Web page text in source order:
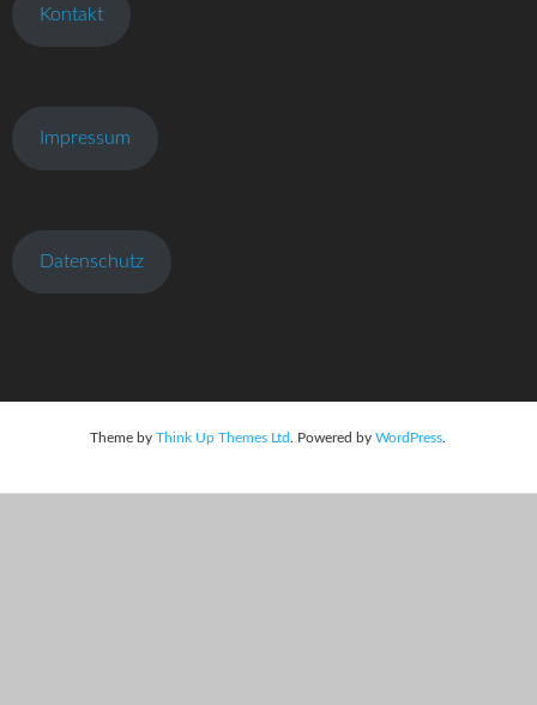
Kontakt
Impressum
Datenschutz
Theme byThink Up Themes Ltd . Powered byWordPress